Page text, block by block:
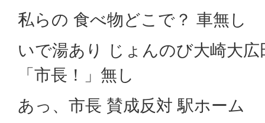
私らの 食べ物どこで？ 車無し
いで湯あり じょんのび大崎大
「市長！」無し
あっ、市長 賛成反対 駅ホーム